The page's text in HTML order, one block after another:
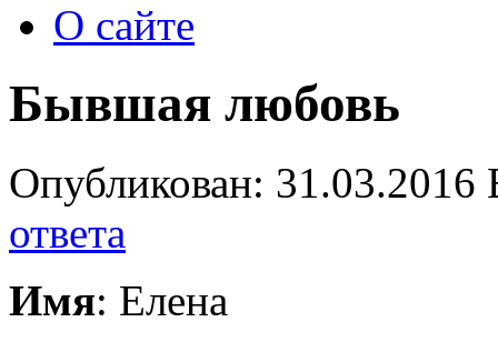
О сайте
Бывшая любовь
Опубликован:
ответа
Имя: Елена